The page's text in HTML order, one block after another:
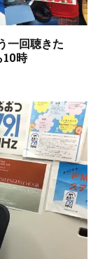
一回聴きた
10時